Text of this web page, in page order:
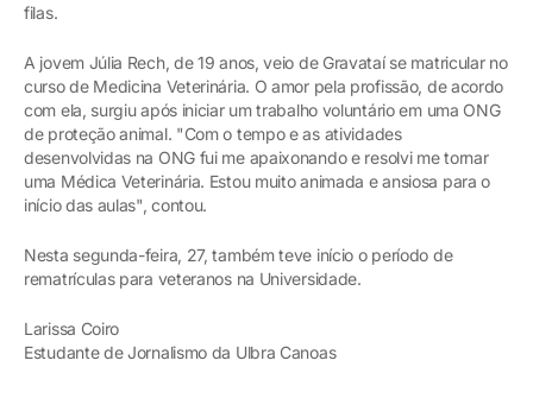
filas.
A jovem Júlia Rech, de 19 anos, veio de Gravataí se matricular no
curso de Medicina Veterinária. O amor pela profissão, de acordo
com ela, surgiu após iniciar um trabalho voluntário em uma ONG
de proteção animal. "Com o tempo e as atividades
desenvolvidas na ONG fui me apaixonando e resolvi me tornar
uma Médica Veterinária. Estou muito animada e ansiosa para o
início das aulas", contou.
Nesta segunda-feira, 27, também teve início o período de
rematrículas para veteranos na Universidade.
Larissa Coiro
Estudante de Jornalismo da Ulbra Canoas